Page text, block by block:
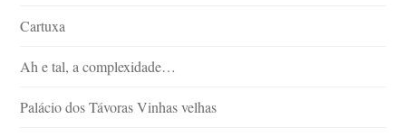
Cartuxa
Ah e tal, a complexidade…
Palácio dos Távoras Vinhas velhas